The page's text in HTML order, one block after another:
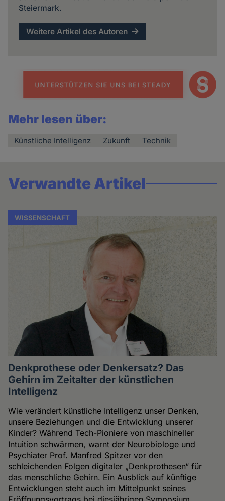
Steiermark.
Weitere Artikel des Autoren
Mehr lesen über:
Künstliche Intelligenz Zukunft Technik
Verwandte Artikel
WISSENSCHAFT
Denkprothese oder Denkersatz? Das
Gehirn im Zeitalter der künstlichen
Intelligenz
Wie verändert künstliche Intelligenz unser Denken,
unsere Beziehungen und die Entwicklung unserer
Kinder? Während Tech-Pioniere von maschineller
Intuition schwärmen, warnt der Neurobiologe und
Psychiater Prof. Manfred Spitzer vor den
schleichenden Folgen digitaler „Denkprothesen“ für
das menschliche Gehirn. Ein Ausblick auf künftige
Entwicklungen steht auch im Mittelpunkt seines